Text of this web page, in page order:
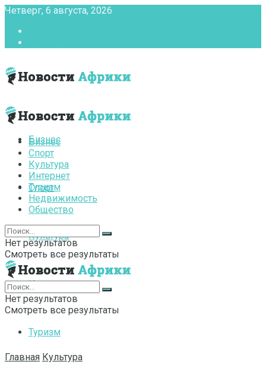
Четверг, 6 августа, 2026
Бизнес
Спорт
Культура
Интернет
Туризм
Бизнес
Спорт
Культура
Интернет
Туризм
Недвижимость
Общество
Нет результатов
Смотреть все результаты
Нет результатов
Смотреть все результаты
Главная Культура